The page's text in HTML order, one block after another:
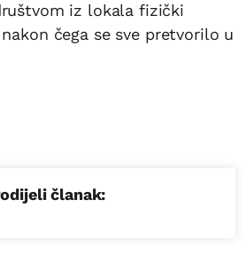
iz lokala fizički
čega se sve pretvorilo u
članak: